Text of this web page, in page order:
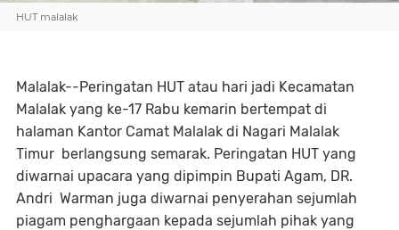
HUT malalak
Malalak--Peringatan HUT atau hari jadi Kecamatan
Malalak yang ke-17 Rabu kemarin bertempat di
halaman Kantor Camat Malalak di Nagari Malalak
Timur berlangsung semarak. Peringatan HUT yang
diwarnai upacara yang dipimpin Bupati Agam, DR.
Andri Warman juga diwarnai penyerahan sejumlah
piagam penghargaan kepada sejumlah pihak yang